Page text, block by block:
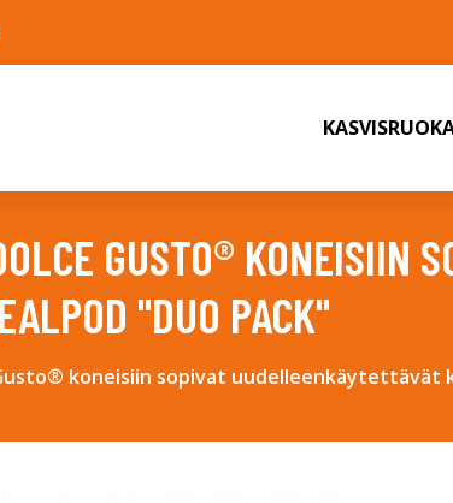
GUSTO® KONEISIIN
"DUO PACK"
Gusto® koneisiin sopivat uudelleenkäytettävät